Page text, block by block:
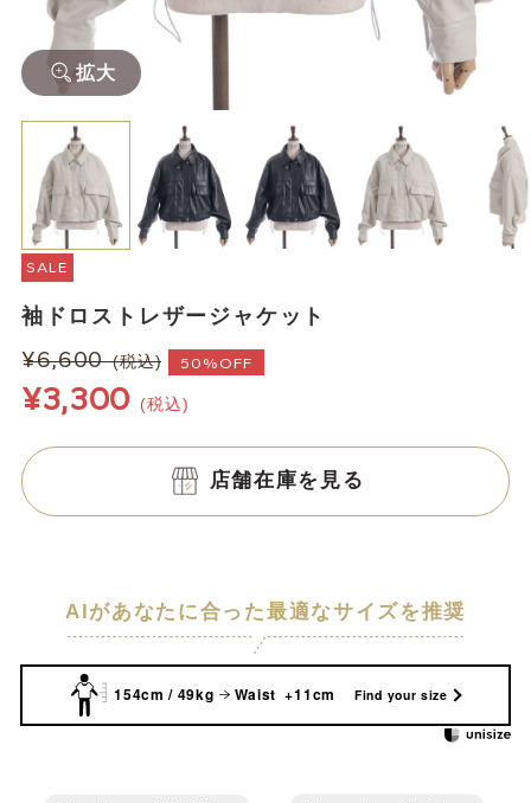
拡大
SALE
袖ドロストレザージャケット
¥6,600 (税込) 50%OFF
¥3,300 (税込)
店舗在庫を見る
AIがあなたに合った最適なサイズを推奨
154cm / 49kg Waist +11cm Find your size